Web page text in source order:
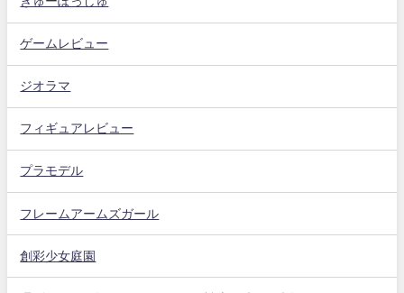
ゲームレビュー
ジオラマ
フィギュアレビュー
プラモデル
フレームアームズガール
創彩少女庭園